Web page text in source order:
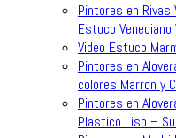
Pintores en Rivas
Estuco Veneciano
Video Estuco
Pintores en
colores Marron y
Pintores en
Plastico Liso –